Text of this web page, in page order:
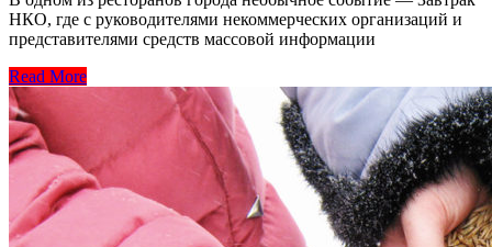
НКО, где с руководителями некоммерческих организаций и
представителями средств массовой информации
Read More